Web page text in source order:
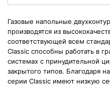
Газовые напольные
производятся из
соответствующей всем
Classic способны работать в
системах с принудительной
закрытого типов. Благодаря
серии Classic имеют низкую